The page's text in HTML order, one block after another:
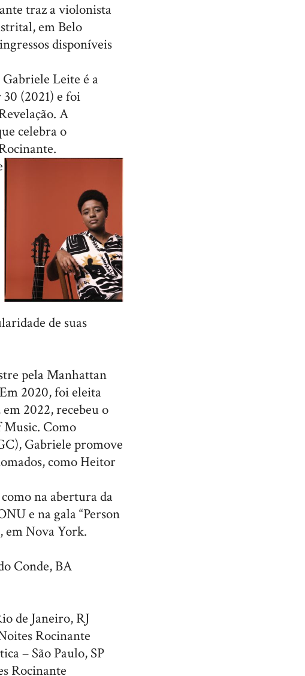
traz a violonista
em Belo
disponíveis
Leite é a
(2021) e foi
A
celebra o
de suas
pela Manhattan
2020, foi eleita
em 2022, recebeu o
Music. Como
Gabriele promove
como Heitor
na abertura da
e na gala “Person
em Nova York.
Conde, BA
de Janeiro, RJ
Rocinante
– São Paulo, SP
Rocinante